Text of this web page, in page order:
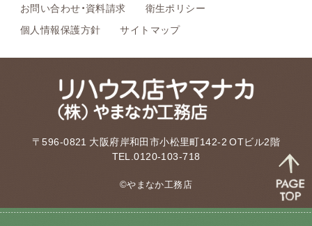
お問い合わせ・資料請求
衛生ポリシー
個人情報保護方針
サイトマップ
〒596-0821 大阪府岸和田市小松里町142-2 OTビル2階
TEL.0120-103-718
©やまなか工務店